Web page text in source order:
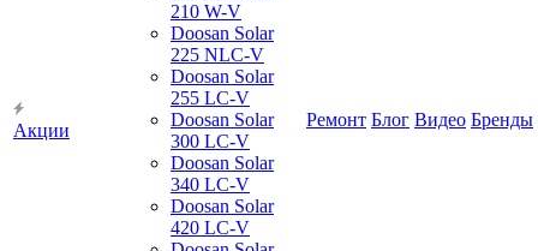
Акции
210 W-V
Doosan Solar
225 NLC-V
Doosan Solar
255 LC-V
Doosan Solar
300 LC-V
Doosan Solar
340 LC-V
Doosan Solar
420 LC-V
Ремонт Блог Видео Бренды